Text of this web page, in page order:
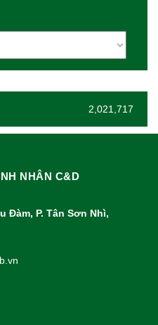
2,021,717
NHÂN C&D
Đàm, P. Tân Sơn Nhì,